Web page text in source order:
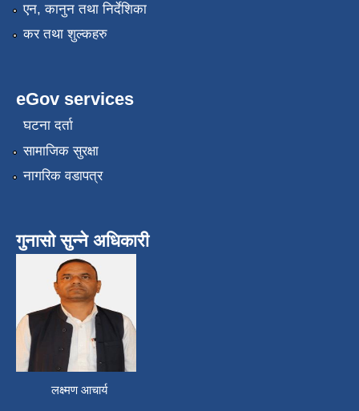
एन, कानुन तथा निर्देशिका
कर तथा शुल्कहरु
eGov services
घटना दर्ता
सामाजिक सुरक्षा
नागरिक वडापत्र
गुनासो सुन्ने अधिकारी
लक्ष्मण आचार्य